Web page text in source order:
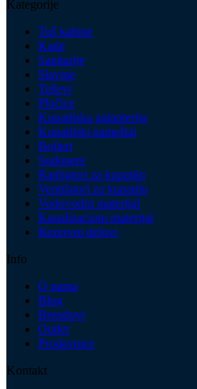
Kategorije
Tuš kabine
Kade
Sanitarije
Slavine
Tuševi
Pločice
Kupatilska galanterija
Kupatilski nameštaj
Bojleri
Sudopere
Radijatori za kupatilo
Ventilatori za kupatilo
Vodovodni materijal
Kanalizacioni materijal
Rezervni delovi
Info
O nama
Blog
Brendovi
Outlet
Prodavnice
Kontakt